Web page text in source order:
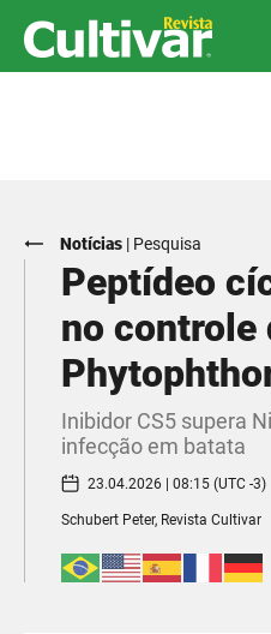
Notícias | Pesquisa
Peptídeo
no controle
Inibidor CS5 supera
infecção em batata
23.04.2026 | 08:15 (UTC -3)
Schubert Peter, Revista Cultivar